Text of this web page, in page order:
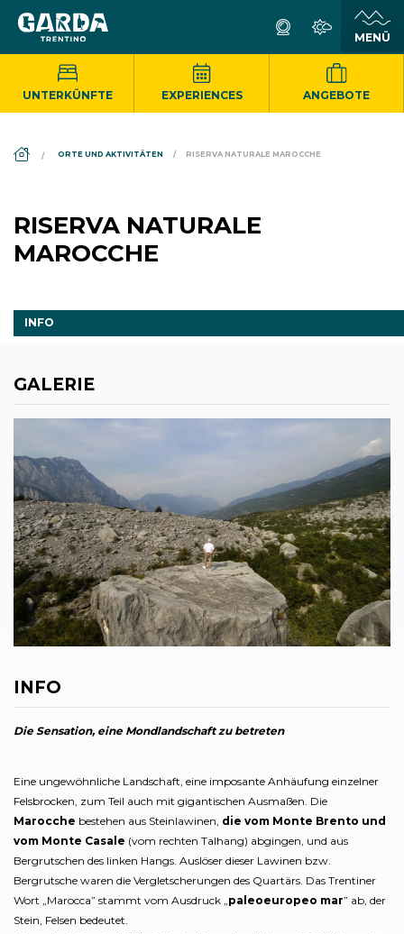
UNTERKÜNFTE EXPERIENCES ANGEBOTE
ORTE UND AKTIVITÄTEN RISERVA NATURALE MAROCCHE
RISERVA NATURALE
MAROCCHE
INFO
GALERIE
INFO
Die Sensation, eine Mondlandschaft zu betreten
Eine ungewöhnliche Landschaft, eine imposante Anhäufung einzelner
Felsbrocken, zum Teil auch mit gigantischen Ausmaßen. Die
Marocche bestehen aus Steinlawinen, die vom Monte Brento und
vom Monte Casale (vom rechten Talhang) abgingen, und aus
Bergrutschen des linken Hangs. Auslöser dieser Lawinen bzw.
Bergrutsche waren die Vergletscherungen des Quartärs. Das Trentiner
Wort „Marocca” stammt vom Ausdruck „ paleoeuropeo mar” ab, der
Stein, Felsen bedeutet.